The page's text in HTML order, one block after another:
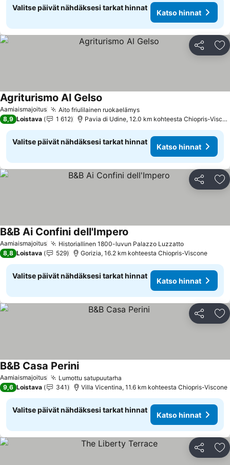
Valitse päivät nähdäksesi tarkat hinnat
Katso hinnat
Jaa
Aamiaismajoitus Aito friulilainen ruokaelämys
Agriturismo Al Gelso
8,9 Loistava 1 612 Pavia di Udine, 12.0 km kohteesta Chiopris-Viscone
Valitse päivät nähdäksesi tarkat hinnat
Katso hinnat
Jaa
Aamiaismajoitus Historiallinen 1800-luvun Palazzo Luzzatto
B&B Ai Confini dell'Impero
8,8 Loistava 529 Gorizia, 16.2 km kohteesta Chiopris-Viscone
Valitse päivät nähdäksesi tarkat hinnat
Katso hinnat
Jaa
Aamiaismajoitus Lumottu satupuutarha
B&B Casa Perini
9,6 Loistava 341 Villa Vicentina, 11.6 km kohteesta Chiopris-Viscone
Valitse päivät nähdäksesi tarkat hinnat
Katso hinnat
Jaa